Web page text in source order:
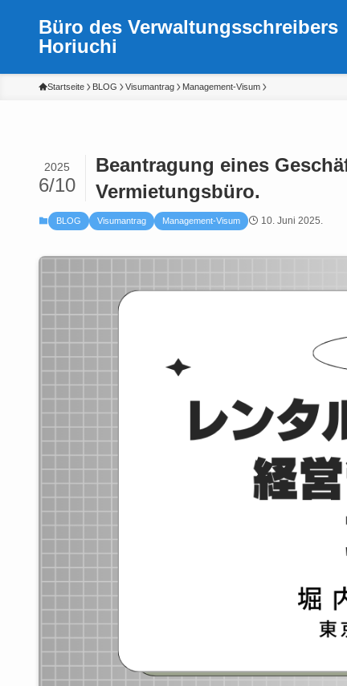
Büro des Verwaltungsschreibers
Horiuchi
Startseite BLOG Visumantrag Management-Visum
Beantragung eines
Vermietungsbüro.
2025
6/10
BLOG Visumantrag Management-Visum 10. Juni 2025.